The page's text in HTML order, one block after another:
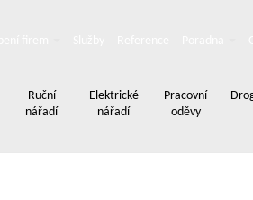
Ruční
nářadí
Elektrické
nářadí
Pracovní
oděvy